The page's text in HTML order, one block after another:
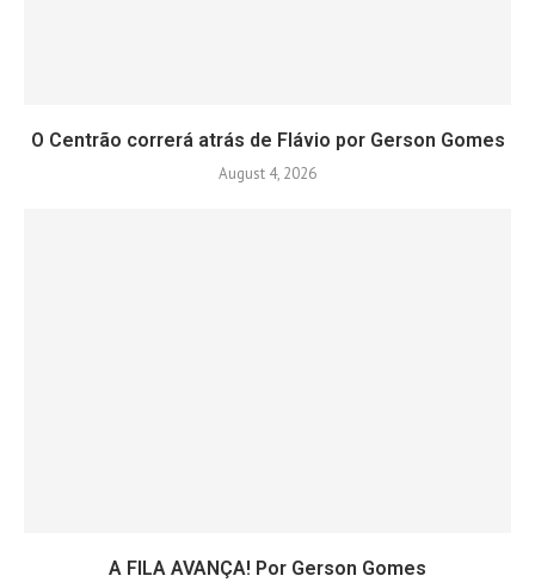
O Centrão correrá atrás de Flávio por Gerson Gomes
August 4, 2026
A FILA AVANÇA! Por Gerson Gomes